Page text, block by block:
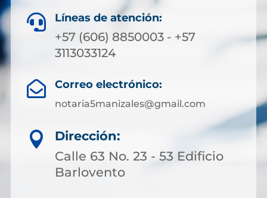
 Líneas de atención:
+57 (606) 8850003 - +57
3113033124
 Correo electrónico:
notaria5manizales@gmail.com

Dirección:
Calle 63 No. 23 - 53 Edificio
Barlovento